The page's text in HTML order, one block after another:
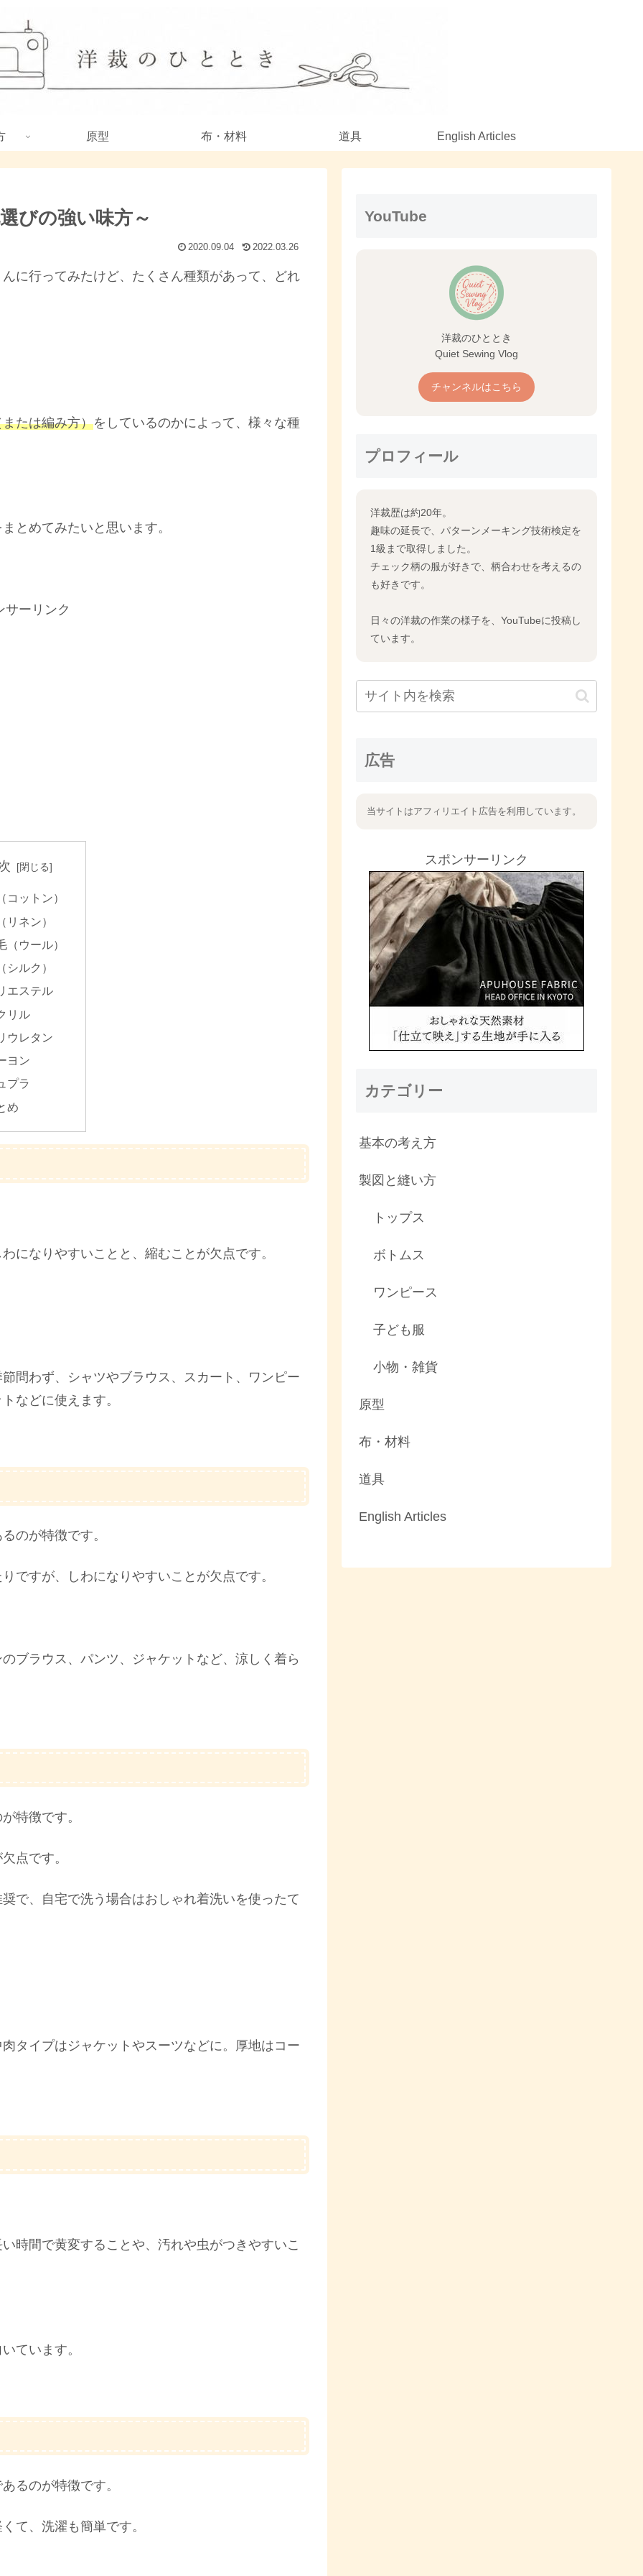
原型 布・材料 道具 English Articles
びの強い味方～
2020.09.04 2022.03.26
に行ってみたけど、たくさん種類があって、どれ
たは編み方）をしているのかによって、様々な種
とめてみたいと思います。
サーリンク
コットン）
リネン）
（ウール）
シルク）
エステル
リル
ウレタン
ヨン
プラ
め
になりやすいことと、縮むことが欠点です。
問わず、シャツやブラウス、スカート、ワンピー
などに使えます。
のが特徴です。
ですが、しわになりやすいことが欠点です。
ブラウス、パンツ、ジャケットなど、涼しく着ら
特徴です。
点です。
で、自宅で洗う場合はおしゃれ着洗いを使ったて
タイプはジャケットやスーツなどに。厚地はコー
時間で黄変することや、汚れや虫がつきやすいこ
ています。
るのが特徴です。
て、洗濯も簡単です。
YouTube
洋裁のひととき
Quiet Sewing Vlog
チャンネルはこちら
プロフィール
洋裁歴は約20年。
趣味の延長で、パターンメーキング技術検定を
1級まで取得しました。
チェック柄の服が好きで、柄合わせを考えるの
も好きです。
日々の洋裁の作業の様子を、YouTubeに投稿し
ています。
広告
当サイトはアフィリエイト広告を利用しています。
スポンサーリンク
カテゴリー
基本の考え方
製図と縫い方
トップス
ボトムス
ワンピース
子ども服
小物・雑貨
原型
布・材料
道具
English Articles